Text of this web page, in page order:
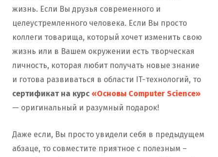
жизнь. Если Вы друзья современного и
целеустремленного человека. Если Вы просто
коллеги товарища, который хочет изменить свою
жизнь или в Вашем окружении есть творческая
личность, которая любит получать новые знание
и готова развиваться в области IT-технологий, то
сертификат на курс «Основы Computer Science»
— оригинальный и разумный подарок!
Даже если, Вы просто увидели себя в предыдущем
абзаце, то совместите приятное с полезным –